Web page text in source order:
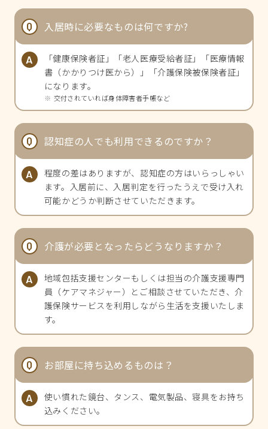
入居時に必要なものは何ですか?
「健康保険者証」「老人医療受給者証」「医療情報
書（かかりつけ医から）」「介護保険被保険者証」
になります。
交付されていれば身体障害者手帳など
認知症の人でも利用できるのですか？
程度の差はありますが、認知症の方はいらっしゃい
ます。入居前に、入居判定を行ったうえで受け入れ
可能かどうか判断させていただきます。
介護が必要となったらどうなりますか？
地域包括支援センターもしくは担当の介護支援専門
員（ケアマネジャー）とご相談させていただき、介
護保険サービスを利用しながら生活を支援いたしま
す。
お部屋に持ち込めるものは？
使い慣れた鏡台、タンス、電気製品、寝具をお持ち
込みください。